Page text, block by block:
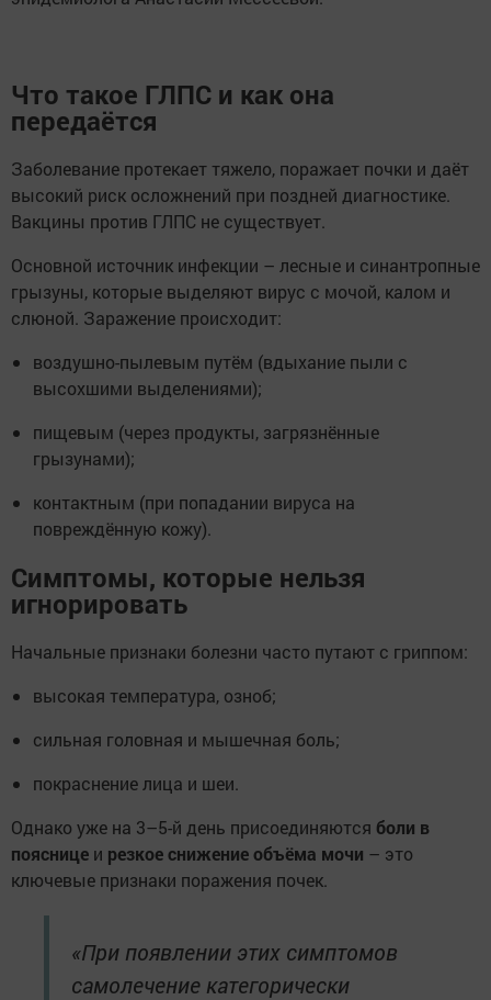
Что такое ГЛПС и как она
передаётся
Заболевание протекает тяжело, поражает почки и даёт
высокий риск осложнений при поздней диагностике.
Вакцины против ГЛПС не существует.
Основной источник инфекции – лесные и синантропные
грызуны, которые выделяют вирус с мочой, калом и
слюной. Заражение происходит:
воздушно-пылевым путём (вдыхание пыли с
высохшими выделениями);
пищевым (через продукты, загрязнённые
грызунами);
контактным (при попадании вируса на
повреждённую кожу).
Симптомы, которые нельзя
игнорировать
Начальные признаки болезни часто путают с гриппом:
высокая температура, озноб;
сильная головная и мышечная боль;
покраснение лица и шеи.
Однако уже на 3–5-й день присоединяются боли в
пояснице и резкое снижение объёма мочи – это
ключевые признаки поражения почек.
«При появлении этих симптомов
самолечение категорически